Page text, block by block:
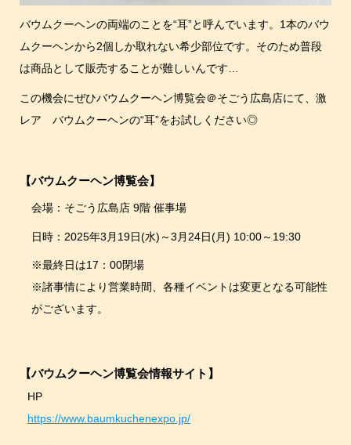
バウムクーヘンの両端のことを“耳”と呼んでいます。1本のバウ
ムクーヘンから2個しか取れない希少部位です。そのため普段
は商品として販売することが難しいんです…
この機会にぜひバウムクーヘン博覧会＠そごう広島店にて、激
レア バウムクーヘンの“耳”をお試しください◎
【バウムクーヘン博覧会】
会場：そごう広島店 9階 催事場
日時：2025年3月19日(水)～3月24日(月) 10:00～19:30
※最終日は17：00閉場
※諸事情により営業時間、各種イベントは変更となる可能性
がございます。
【バウムクーヘン博覧会情報サイト】
HP
https://www.baumkuchenexpo.jp/